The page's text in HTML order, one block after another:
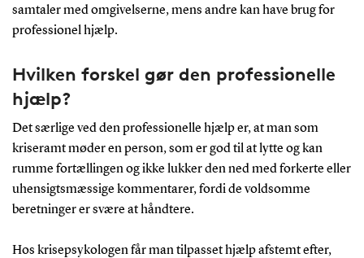
samtaler med omgivelserne, mens andre kan have brug for
professionel hjælp.
Hvilken forskel gør den professionelle
hjælp?
Det særlige ved den professionelle hjælp er, at man som
kriseramt møder en person, som er god til at lytte og kan
rumme fortællingen og ikke lukker den ned med forkerte eller
uhensigtsmæssige kommentarer, fordi de voldsomme
beretninger er svære at håndtere.
Hos krisepsykologen får man tilpasset hjælp afstemt efter,